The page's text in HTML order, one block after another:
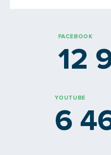
FACEBOOK
12
YOUTUBE
6